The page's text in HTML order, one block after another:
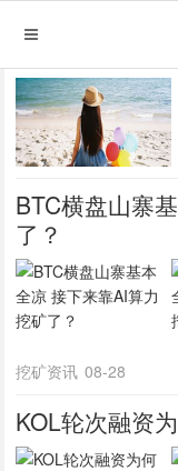
BTC横盘山寨
了？
挖矿资讯 08-28
KOL轮次融资